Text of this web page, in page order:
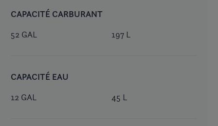
CAPACITÉ CARBURANT
52 GAL 197 L
CAPACITÉ EAU
12 GAL 45 L